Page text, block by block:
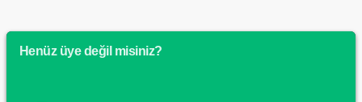
Henüz üye değil misiniz?